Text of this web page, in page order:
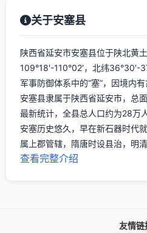
关于安塞县
陕西省延安市安塞县位于陕北黄
109°18′-110°02′，北纬36°30′-
军事防御体系中的“塞”，因境内有
安塞县隶属于陕西省延安市，总
最新统计，全县总人口约为28万
安塞历史悠久，早在新石器时代
属上郡管辖，隋唐时设县治，明
查看完整介绍
友情链